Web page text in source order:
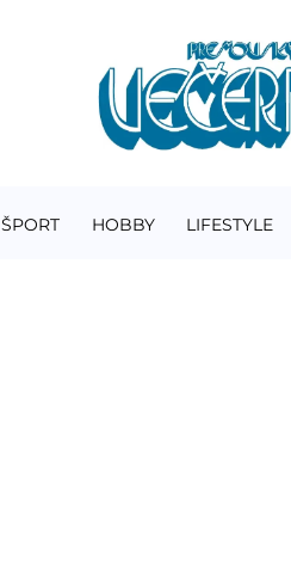
ŠPORT HOBBY LIFESTYLE